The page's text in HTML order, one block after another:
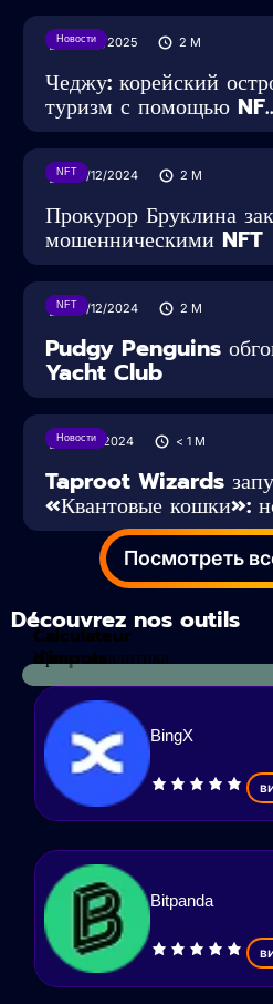
Новости
06/01/2025 2 M
Чеджу: корейский
туризм с помощью
NFT09/12/2024 2 M
Прокурор Бруклина
мошенническими NFT
NFT09/12/2024 2 M
Pudgy Penguins
Yacht Club
Новости
15/01/2024 < 1 M
Taproot Wizards
«Квантовые кошки»:
Посмотреть
Découvrez nos outils
Calculateur
d'impots
Криптоаналитика
BingX
Bitpanda